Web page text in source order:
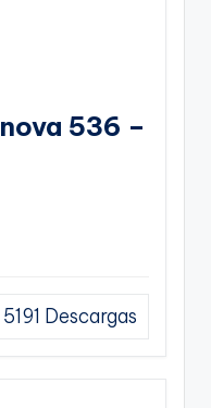
536 –
5191 Descargas